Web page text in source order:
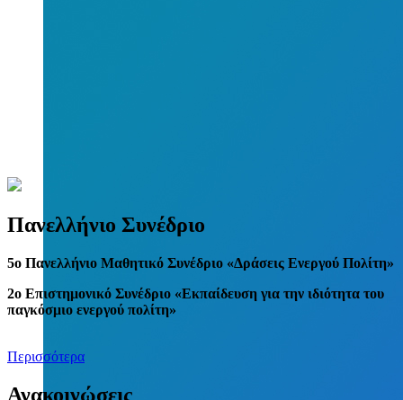
Πανελλήνιο Συνέδριο
5o Πανελλήνιο Μαθητικό Συνέδριο «Δράσεις Ενεργού Πολίτη»
2ο Επιστημονικό Συνέδριο «Εκπαίδευση για την ιδιότητα του
παγκόσμιο ενεργού πολίτη»
Περισσότερα
Ανακοινώσεις